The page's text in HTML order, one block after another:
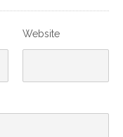
Website